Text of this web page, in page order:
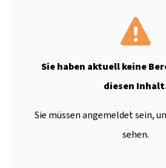
Sie haben aktuell keine
diesen
Sie müssen angemeldet sein,
sehen.